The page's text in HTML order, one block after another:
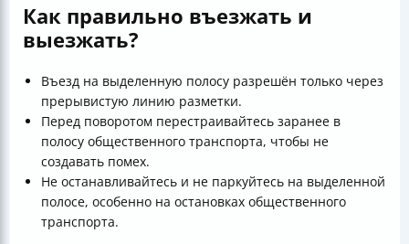
Как правильно въезжать и
выезжать?
Въезд на выделенную полосу разрешён только через
прерывистую линию разметки.
Перед поворотом перестраивайтесь заранее в
полосу общественного транспорта, чтобы не
создавать помех.
Не останавливайтесь и не паркуйтесь на выделенной
полосе, особенно на остановках общественного
транспорта.